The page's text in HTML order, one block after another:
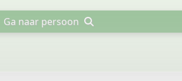
Ga naar persoon